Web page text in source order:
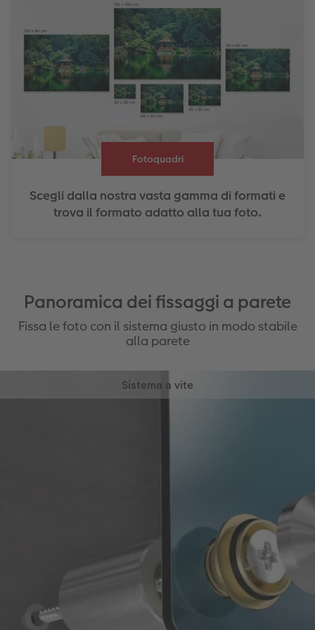
Fotoquadri
Scegli dalla nostra vasta gamma di formati e
trova il formato adatto alla tua foto.
Panoramica dei fissaggi a parete
Fissa le foto con il sistema giusto in modo stabile
alla parete